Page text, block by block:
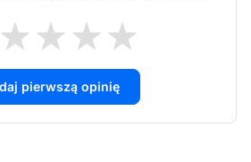
pierwszą opinię